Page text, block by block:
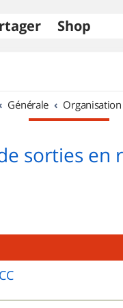
Shop
Générale
sorties en